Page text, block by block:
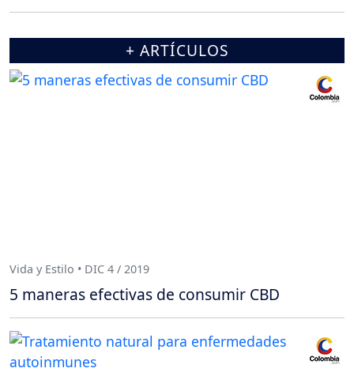
+ ARTÍCULOS
Vida y Estilo • DIC 4 / 2019
5 maneras efectivas de consumir CBD